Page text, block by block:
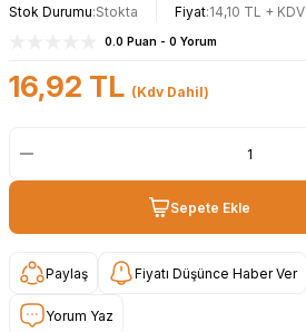
Stok Durumu Stokta Fiyat 14,10 TL + KDV
0.0 Puan - 0 Yorum
16,92 TL (Kdv Dahil)
Sepete Ekle
Paylaş Fiyatı Düşünce Haber Ver
Yorum Yaz